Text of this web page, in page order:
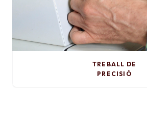
TREBALL DE
PRECISIÓ